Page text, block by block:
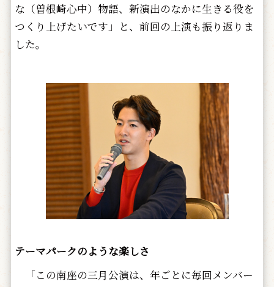
な（曽根崎心中）物語、新演出のなかに生きる役を
つくり上げたいです」と、前回の上演も振り返りま
した。
テーマパークのような楽しさ
「この南座の三月公演は、年ごとに毎回メンバー